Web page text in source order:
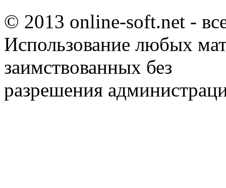
© 2013 online-soft.net -
Использование любых
заимствованных без
разрешения